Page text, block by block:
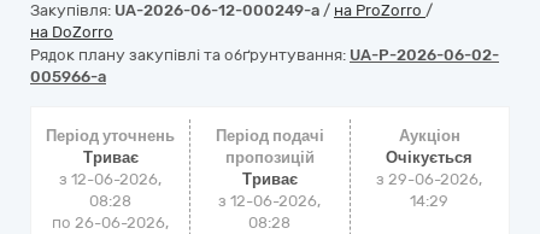
Закупівля: UA-2026-06-12-000249-a / на ProZorro /
на DoZorro
Рядок плану закупівлі та обґрунтування: UA-P-2026-06-02-
005966-a
Період уточнень
Триває
з 12-06-2026,
08:28
по 26-06-2026,
Період подачі
пропозицій
Триває
з 12-06-2026,
08:28
Аукціон
Очікується
з29-06-2026,
14:29